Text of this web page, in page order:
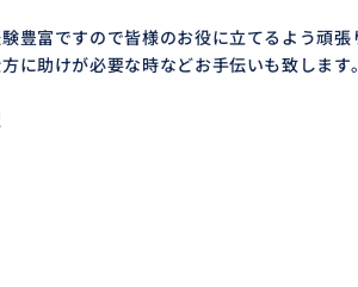
豊富ですので皆様のお役に立てるよう頑張
に助けが必要な時などお手伝いも致します。